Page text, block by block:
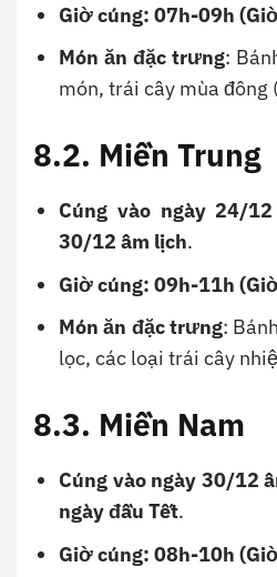
Giờ cúng: 07h-09h
Món ăn đặc trưng:
món, trái cây mùa đông
8.2. Miền Trung
Cúng vào ngày 24/
30/12 âm lịch.
Giờ cúng: 09h-11h
Món ăn đặc trưng:
lọc, các loại trái cây
8.3. Miền Nam
Cúng vào ngày 30/12
ngày đầu Tết.
Giờ cúng: 08h-10h